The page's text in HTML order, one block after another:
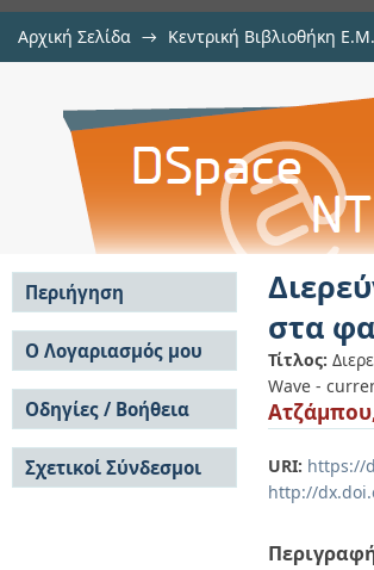
Αρχική Σελίδα → Κεντρική Βιβλιοθήκη
Διερεύνηση της
μοντέλα 3ης γενιάς
στα
Τίτλος:
Wave -
URI: https://
http://
Περιήγηση
Σε όλο το DSpace
Κοινότητες & Συλλογές
Ανά Ημερομηνία
Έκδοσης
Συγγραφείς
Τίτλοι
Θέματα
Ο Λογαριασμός μου
Σύνδεση
Εγγραφή
Οδηγίες / Βοήθεια
Οδηγίες Υποβολής
Οδηγίες Χρήσης ΙΑ
Συχνές Ερωτήσεις
Σχετικοί Σύνδεσμοι